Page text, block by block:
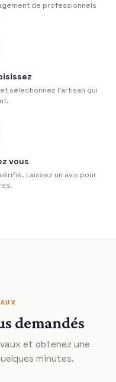
de professionnels
sélectionnez l’artisan qui
vous
Laissez un avis pour
demandés
et obtenez une
minutes.